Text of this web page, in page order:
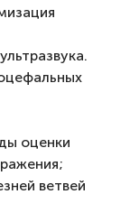
оценки
ветвей